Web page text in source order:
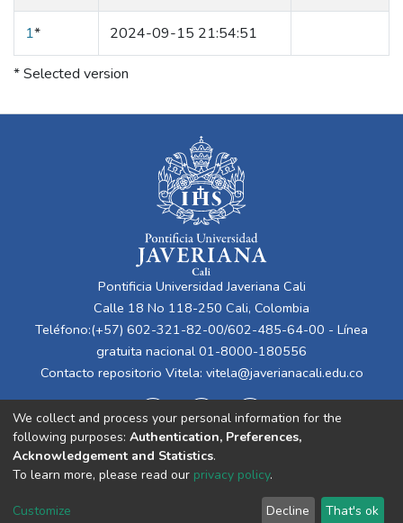
1* 2024-09-15 21:54:51
* Selected version
Pontificia Universidad Javeriana Cali
Calle 18 No 118-250 Cali, Colombia
Teléfono:(+57) 602-321-82-00/602-485-64-00 - Línea
gratuita nacional 01-8000-180556
Contacto repositorio Vitela: vitela@javerianacali.edu.co
Cookie
End User
Send
We collect and process your personal information for the
following purposes: Authentication, Preferences,
Acknowledgement and Statistics.
To learn more, please read our privacy policy.
Customize Decline That's ok